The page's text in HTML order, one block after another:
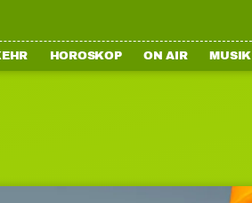
HOROSKOP ON AIR MUSIK